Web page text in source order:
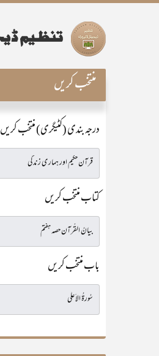
منتخب کریں
درجہ بندی (کٹیگری) منتخب کریں
کتاب منتخب کریں
باب منتخب کریں